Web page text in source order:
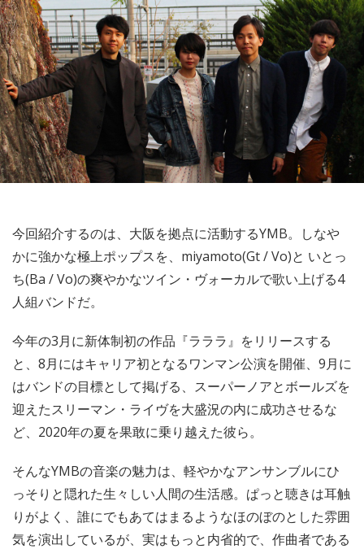
今回紹介するのは、大阪を拠点に活動するYMB。しなや
かに強かな極上ポップスを、miyamoto(Gt / Vo)と いとっ
ち(Ba / Vo)の爽やかなツイン・ヴォーカルで歌い上げる4
人組バンドだ。
今年の3月に新体制初の作品『ラララ』をリリースする
と、8月にはキャリア初となるワンマン公演を開催、9月に
はバンドの目標として掲げる、スーパーノアとボールズを
迎えたスリーマン・ライヴを大盛況の内に成功させるな
ど、2020年の夏を果敢に乗り越えた彼ら。
そんなYMBの音楽の魅力は、軽やかなアンサンブルにひ
っそりと隠れた生々しい人間の生活感。ぱっと聴きは耳触
りがよく、誰にでもあてはまるようなほのぼのとした雰囲
気を演出しているが、実はもっと内省的で、作曲者である